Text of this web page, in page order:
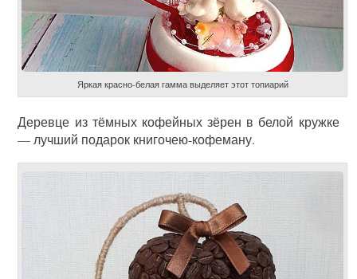
Яркая красно-белая гамма выделяет этот топиарий
Деревце из тёмных кофейных зёрен в белой кружке
— лучший подарок книгочею-кофеману.